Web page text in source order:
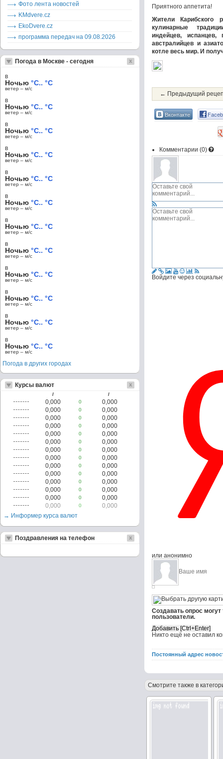
Приятного аппетита!
Жители Карибского
кулинарные
индейцев, испанцев,
австралийцев и
котле весь мир. И
← Предыдущий
Вконтакте
Комментарии (0)
Войдите через
или анонимно
Создавать опрос
пользователи.
Никто ещё не оставил
Постоянный адрес
Смотрите также в
Фото лента новостей
KMdvere.cz
EkoDvere.cz
программа передач на 09.08.2026
Погода в Москве - сегодня
в
Ночью °C.. °C
ветер – м/c
в
Ночью °C.. °C
ветер – м/c
в
Ночью °C.. °C
ветер – м/c
в
Ночью °C.. °C
ветер – м/c
в
Ночью °C.. °C
ветер – м/c
в
Ночью °C.. °C
ветер – м/c
в
Ночью °C.. °C
ветер – м/c
в
Ночью °C.. °C
ветер – м/c
в
Ночью °C.. °C
ветер – м/c
в
Ночью °C.. °C
ветер – м/c
в
Ночью °C.. °C
ветер – м/c
в
Ночью °C.. °C
ветер – м/c
Погода в других городах
Курсы валют
/ /
0,000 0
0,000
0,000
0
0,000
0,000
0
0,000
0,000
0
0,000
0,000
0
0,000
0,000
0
0,000
0,000
0
0,000
0,000
0
0,000
0,000
0
0,000
0,000
0
0,000
0,000
0
0,000
0,000
0
0,000
0,000
0
0,000
0,000
0
0,000
→ Информер курса валют
Поздравления на телефон